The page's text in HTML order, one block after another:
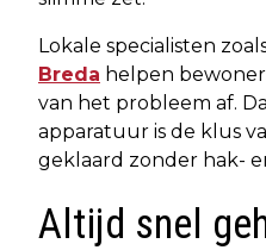
Lokale specialisten
Breda helpen
van het probleem af.
apparatuur is de klus
geklaard zonder hak-
Altijd snel